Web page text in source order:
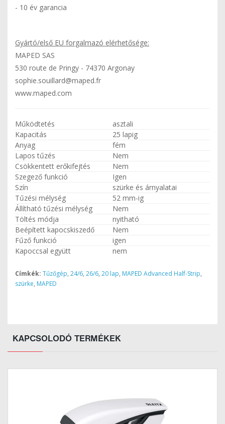
- 10 év garancia
Gyártó/első EU forgalmazó elérhetősége:
MAPED SAS
530 route de Pringy - 74370 Argonay
sophie.souillard@maped.fr
www.maped.com
Működtetés
asztali
Kapacitás
25 lapig
Anyag
fém
Lapos tűzés
Nem
Csökkentett erőkifejtés
Nem
Szegező funkció
Igen
Szín
szürke és árnyalatai
Tűzési mélység
52 mm-ig
Állítható tűzési mélység
Nem
Töltés módja
nyitható
Beépített kapocskiszedő
Nem
Fűző funkció
igen
Kapoccsal együtt
nem
Címkék: Tűzőgép, 24/6, 26/6, 20 lap, MAPED Advanced Half-Strip,
szürke, MAPED
KAPCSOLODÓ TERMÉKEK